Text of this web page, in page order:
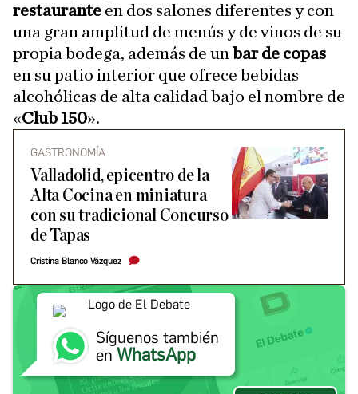
restaurante en dos salones diferentes y con
una gran amplitud de menús y de vinos de su
propia bodega, además de un bar de copas
en su patio interior que ofrece bebidas
alcohólicas de alta calidad bajo el nombre de
«Club 150».
GASTRONOMÍA
Valladolid, epicentro de la
Alta Cocina en miniatura
con su tradicional Concurso
de Tapas
Cristina Blanco Vázquez
Síguenos también
en WhatsApp